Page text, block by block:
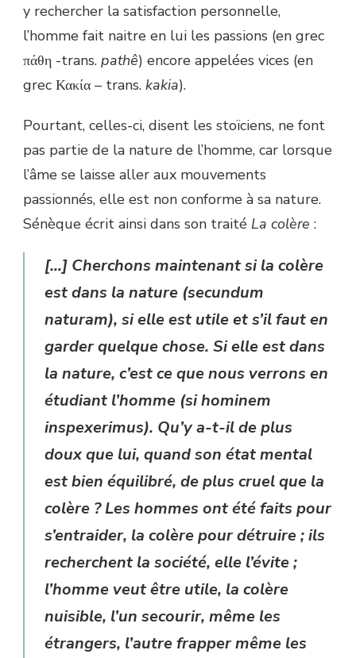
y rechercher la satisfaction personnelle,
l’homme fait naitre en lui les passions (en grec
πάθη -trans. pathê) encore appelées vices (en
grec Κακία – trans. kakia).
Pourtant, celles-ci, disent les stoïciens, ne font
pas partie de la nature de l’homme, car lorsque
l’âme se laisse aller aux mouvements
passionnés, elle est non conforme à sa nature.
Sénèque écrit ainsi dans son traité La colère :
[…] Cherchons maintenant si la colère
est dans la nature (secundum
naturam), si elle est utile et s’il faut en
garder quelque chose. Si elle est dans
la nature, c’est ce que nous verrons en
étudiant l’homme (si hominem
inspexerimus). Qu’y a-t-il de plus
doux que lui, quand son état mental
est bien équilibré, de plus cruel que la
colère ? Les hommes ont été faits pour
s’entraider, la colère pour détruire ; ils
recherchent la société, elle l’évite ;
l’homme veut être utile, la colère
nuisible, l’un secourir, même les
étrangers, l’autre frapper même les